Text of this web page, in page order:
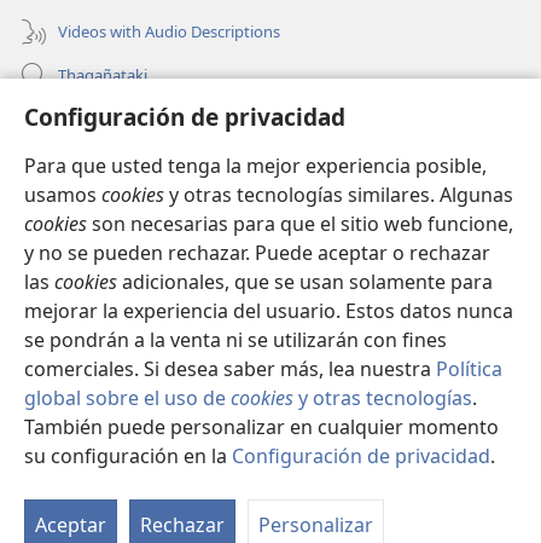
Configuración de privacidad
Para que usted tenga la mejor experiencia posible,
usamos cookiesy otras tecnologías similares. Algunas
cookiesson necesarias para que el sitio web funcione,
y no se pueden rechazar. Puede aceptar o rechazar
las cookiesadicionales, que se usan solamente para
mejorar la experiencia del usuario. Estos datos nunca
se pondrán a la venta ni se utilizarán con fines
comerciales. Si desea saber más, lea nuestra Política
global sobre el uso decookiesy otras tecnologías.
También puede personalizar en cualquier momento
su configuración en la Configuración de privacidad.
Aceptar Rechazar Personalizar
Videos with Audio Descriptions
Thaqañataki
Oraqpachat yatiyäwinaka
Donacionanaka
(opens
window)INTERNETANKIR BIBLIOTECA
(opens
new
window)JW Hub ®
(opens
new
window)
Copyright© 2026 Watch Tower Bible and Tract Society of Pennsylvania.
CONDICIONES DE USO|POLÍTICA DE PRIVACIDAD|
CONFIGURACIÓN DE PRIVACIDAD